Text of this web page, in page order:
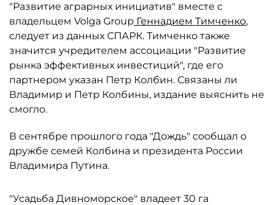
"Развитие аграрных инициатив" вместе с
владельцем Volga Group Геннадием Тимченко,
следует из данных СПАРК. Тимченко также
значится учредителем ассоциации "Развитие
рынка эффективных инвестиций", где его
партнером указан Петр Колбин. Связаны ли
Владимир и Петр Колбины, издание выяснить не
смогло.
В сентябре прошлого года "Дождь" сообщал о
дружбе семей Колбина и президента России
Владимира Путина.
"Усадьба Дивноморское" владеет 30 га